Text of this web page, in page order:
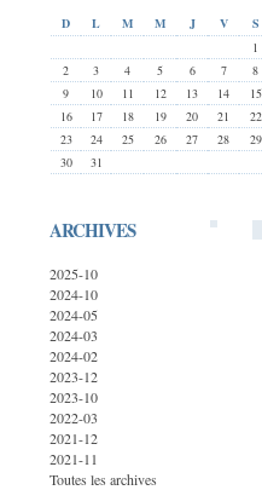
D L M M J V
S
1
2
3 4 5 6 7
8
9
10 11 12 13 14
15
16
17 18 19 20 21
22
23
24 25 26 27 28
29
30
31
ARCHIVES
2025-10
2024-10
2024-05
2024-03
2024-02
2023-12
2023-10
2022-03
2021-12
2021-11
Toutes les archives